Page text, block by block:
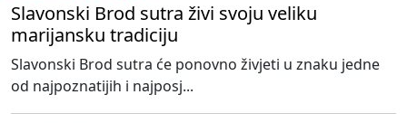
Slavonski Brod sutra živi svoju veliku
marijansku tradiciju
Slavonski Brod sutra će ponovno živjeti u znaku jedne
od najpoznatijih i najposj...